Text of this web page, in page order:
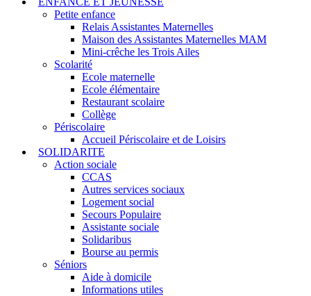
Petite enfance
Relais Assistantes Maternelles
Maison des Assistantes Maternelles MAM
Mini-crêche les Trois Ailes
Scolarité
Ecole maternelle
Ecole élémentaire
Restaurant scolaire
Collège
Périscolaire
Accueil Périscolaire et de Loisirs
SOLIDARITE
Action sociale
CCAS
Autres services sociaux
Logement social
Secours Populaire
Assistante sociale
Solidaribus
Bourse au permis
Séniors
Aide à domicile
Informations utiles